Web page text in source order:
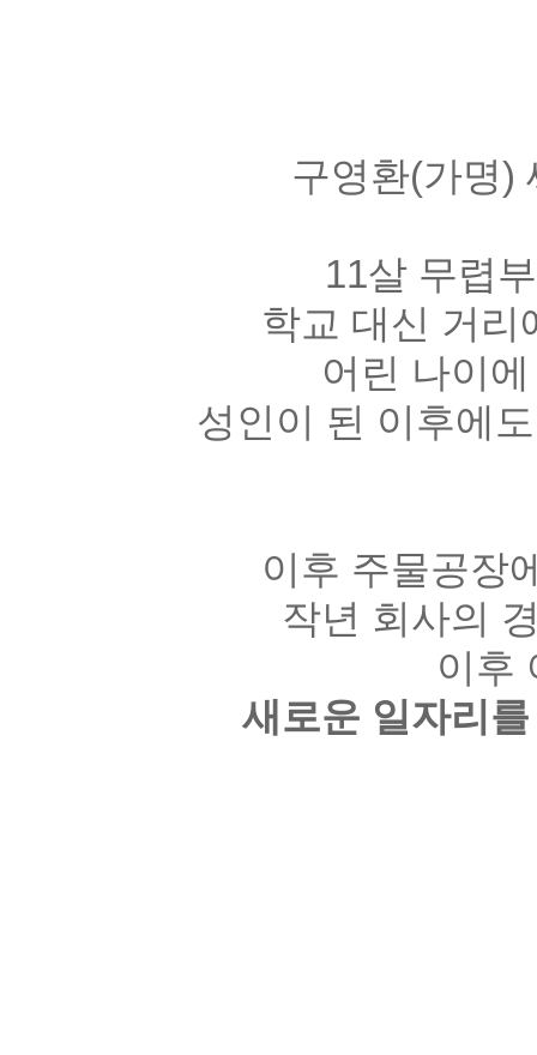
구영환(가명)
11살 무렵
학교 대신 거리
어린 나이
성인이 된 이후에
이후 주물공장
작년 회사의
이후
새로운 일자리